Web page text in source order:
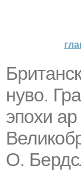
нуво.
эпохи
О.